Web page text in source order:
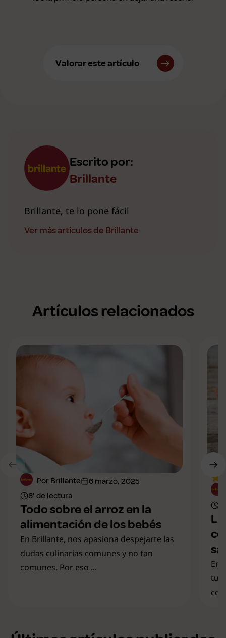
Valorar este artículo
Escrito por:
Brillante
Brillante, te lo pone fácil
Ver más artículos de Brillante
Artículos relacionados
Por Brillante
6 marzo, 2025
8' de lectura
Todo sobre el arroz en la
alimentación de los bebés
En Brillante, nos apasiona despejarte las
dudas culinarias comunes y no tan
comunes. Por eso ...
En
tu